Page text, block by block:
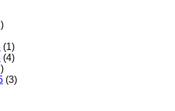
(1)
(4)
(3)